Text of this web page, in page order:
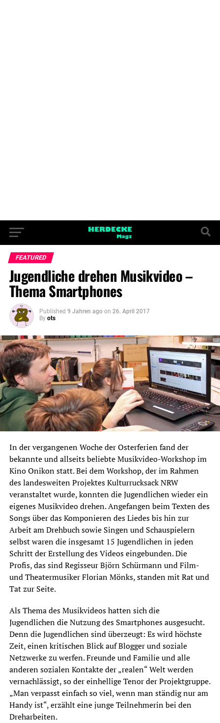
FEATURED
Jugendliche drehen Musikvideo –
Thema Smartphones
Published 9 Jahren ago on 26. April 2017
By ots
In der vergangenen Woche der Osterferien fand der
bekannte und allseits beliebte Musikvideo-Workshop im
Kino Onikon statt. Bei dem Workshop, der im Rahmen
des landesweiten Projektes Kulturrucksack NRW
veranstaltet wurde, konnten die Jugendlichen wieder ein
eigenes Musikvideo drehen. Angefangen beim Texten des
Songs über das Komponieren des Liedes bis hin zur
Arbeit am Drehbuch sowie Singen und Schauspielern
selbst waren die insgesamt 15 Jugendlichen in jeden
Schritt der Erstellung des Videos eingebunden. Die
Profis, das sind Regisseur Björn Schürmann und Film-
und Theatermusiker Florian Mönks, standen mit Rat und
Tat zur Seite.
Als Thema des Musikvideos hatten sich die
Jugendlichen die Nutzung des Smartphones ausgesucht.
Denn die Jugendlichen sind überzeugt: Es wird höchste
Zeit, einen kritischen Blick auf Blogger und soziale
Netzwerke zu werfen. Freunde und Familie und alle
anderen sozialen Kontakte der „realen“ Welt werden
vernachlässigt, so der einhellige Tenor der Projektgruppe.
„Man verpasst einfach so viel, wenn man ständig nur am
Handy ist“, erzählt eine junge Teilnehmerin bei den
Dreharbeiten.